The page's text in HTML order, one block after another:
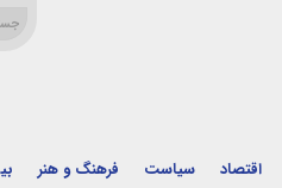
اقتصاد سیاست فرهنگ و هنر